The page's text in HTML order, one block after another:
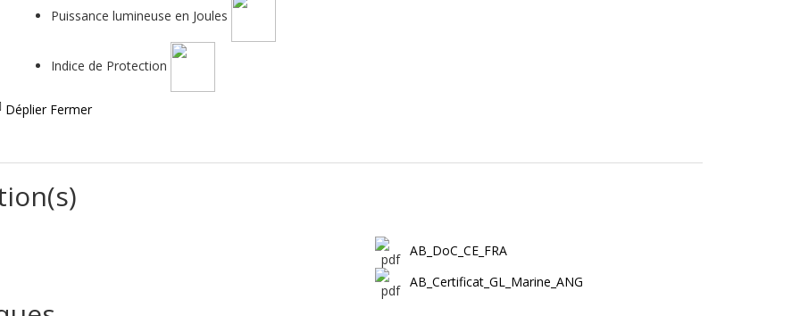
Puissance lumineuse en Joules
Indice de Protection
Déplier Fermer
AB_DoC_CE_FRA
AB_Certificat_GL_Marine_ANG